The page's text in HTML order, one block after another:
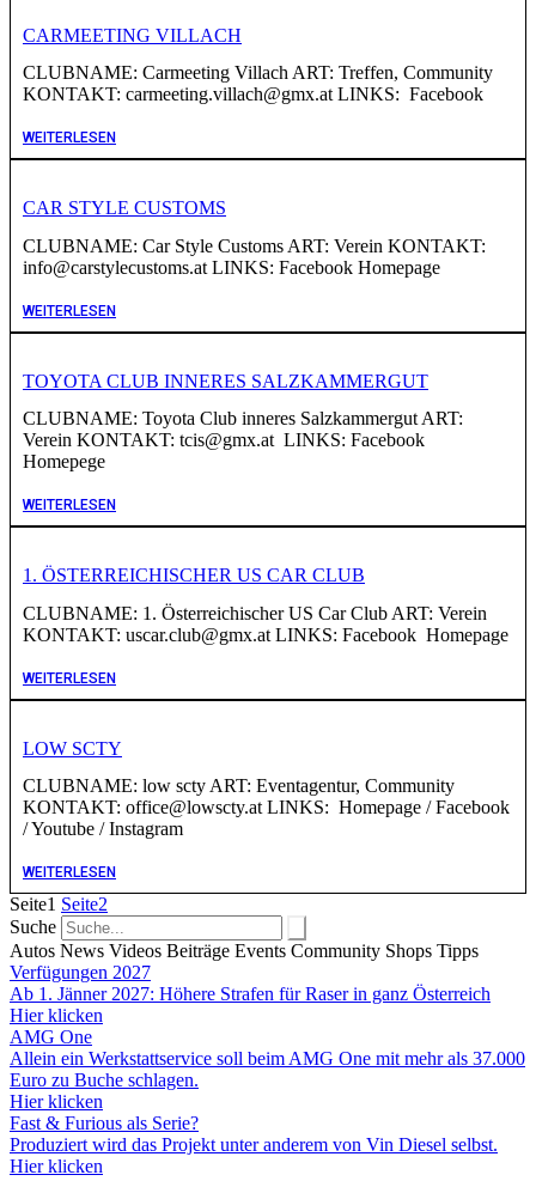
CARMEETING VILLACH
CLUBNAME: Carmeeting Villach ART: Treffen, Community
KONTAKT: carmeeting.villach@gmx.at LINKS: Facebook
WEITERLESEN
CAR STYLE CUSTOMS
CLUBNAME: Car Style Customs ART: Verein KONTAKT:
info@carstylecustoms.at LINKS: Facebook Homepage
WEITERLESEN
TOYOTA CLUB INNERES SALZKAMMERGUT
CLUBNAME: Toyota Club inneres Salzkammergut ART:
Verein KONTAKT: tcis@gmx.at LINKS: Facebook
Homepege
WEITERLESEN
1. ÖSTERREICHISCHER US CAR CLUB
CLUBNAME: 1. Österreichischer US Car Club ART: Verein
KONTAKT: uscar.club@gmx.at LINKS: Facebook Homepage
WEITERLESEN
LOW SCTY
CLUBNAME: low scty ART: Eventagentur, Community
KONTAKT: office@lowscty.at LINKS: Homepage / Facebook
/ Youtube / Instagram
WEITERLESEN
Seite1 Seite2
Suche
Autos News Videos Beiträge Events Community Shops Tipps
Verfügungen 2027
Ab 1. Jänner 2027: Höhere Strafen für Raser in ganz Österreich
Hier klicken
AMG One
Allein ein Werkstattservice soll beim AMG One mit mehr als 37.000
Euro zu Buche schlagen.
Hier klicken
Fast & Furious als Serie?
Produziert wird das Projekt unter anderem von Vin Diesel selbst.
Hier klicken